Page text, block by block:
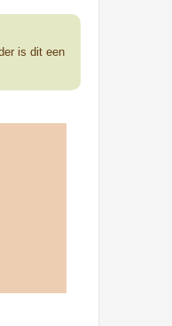
is dit een